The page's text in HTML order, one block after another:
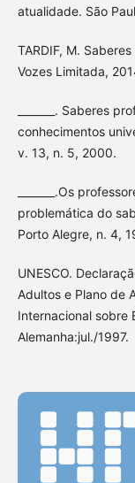
atualidade. São
TARDIF, M.
Vozes Limitada,
_______. Saberes
conhecimentos
v. 13, n. 5, 2000.
_______.Os
problemática do
Porto Alegre, n. 4,
UNESCO.
Adultos e Plano de
Internacional sobre
Alemanha:jul./1997.